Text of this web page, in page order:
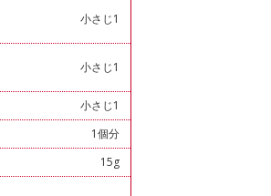
小さじ1
小さじ1
小さじ1
1個分
15g